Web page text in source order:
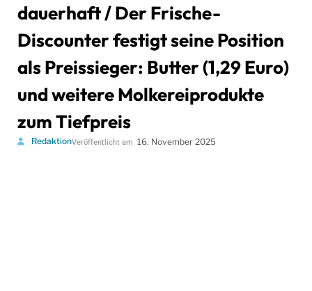
dauerhaft / Der Frische-
Discounter festigt seine Position
als Preissieger: Butter (1,29 Euro)
und weitere Molkereiprodukte
zum Tiefpreis
RedaktionVeröffentlicht am 16. November 2025